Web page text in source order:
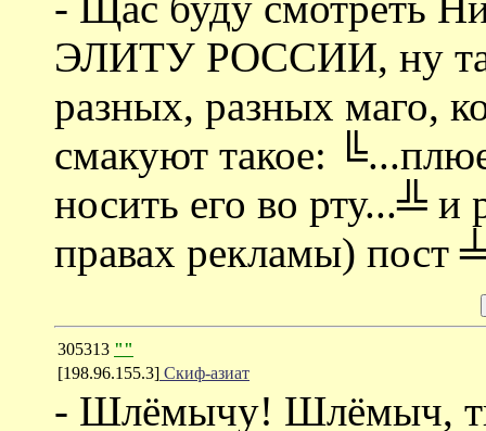
ЭЛИТУ РОССИИ, ну
разных, разных маго,
смакуют такое:
носить его во рту...╩
правах рекламы) пост
305313 ""
[198.96.155.3] Скиф-азиат
- Шлёмычу! Шлёмыч,